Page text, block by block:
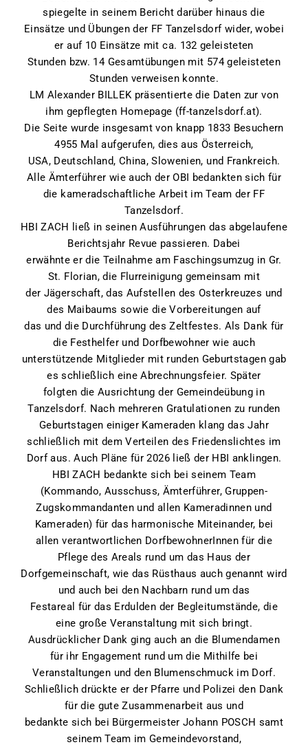
spiegelte in seinem Bericht darüber hinaus die
Einsätze und Übungen der FF Tanzelsdorf wider, wobei
er auf 10 Einsätze mit ca. 132 geleisteten
Stunden bzw. 14 Gesamtübungen mit 574 geleisteten
Stunden verweisen konnte.
LM Alexander BILLEK präsentierte die Daten zur von
ihm gepflegten Homepage (ff-tanzelsdorf.at).
Die Seite wurde insgesamt von knapp 1833 Besuchern
4955 Mal aufgerufen, dies aus Österreich,
USA, Deutschland, China, Slowenien, und Frankreich.
Alle Ämterführer wie auch der OBI bedankten sich für
die kameradschaftliche Arbeit im Team der FF
Tanzelsdorf.
HBI ZACH ließ in seinen Ausführungen das abgelaufene
Berichtsjahr Revue passieren. Dabei
erwähnte er die Teilnahme am Faschingsumzug in Gr.
St. Florian, die Flurreinigung gemeinsam mit
der Jägerschaft, das Aufstellen des Osterkreuzes und
des Maibaums sowie die Vorbereitungen auf
das und die Durchführung des Zeltfestes. Als Dank für
die Festhelfer und Dorfbewohner wie auch
unterstützende Mitglieder mit runden Geburtstagen gab
es schließlich eine Abrechnungsfeier. Später
folgten die Ausrichtung der Gemeindeübung in
Tanzelsdorf. Nach mehreren Gratulationen zu runden
Geburtstagen einiger Kameraden klang das Jahr
schließlich mit dem Verteilen des Friedenslichtes im
Dorf aus. Auch Pläne für 2026 ließ der HBI anklingen.
HBI ZACH bedankte sich bei seinem Team
(Kommando, Ausschuss, Ämterführer, Gruppen-
Zugskommandanten und allen Kameradinnen und
Kameraden) für das harmonische Miteinander, bei
allen verantwortlichen DorfbewohnerInnen für die
Pflege des Areals rund um das Haus der
Dorfgemeinschaft, wie das Rüsthaus auch genannt wird
und auch bei den Nachbarn rund um das
Festareal für das Erdulden der Begleitumstände, die
eine große Veranstaltung mit sich bringt.
Ausdrücklicher Dank ging auch an die Blumendamen
für ihr Engagement rund um die Mithilfe bei
Veranstaltungen und den Blumenschmuck im Dorf.
Schließlich drückte er der Pfarre und Polizei den Dank
für die gute Zusammenarbeit aus und
bedankte sich bei Bürgermeister Johann POSCH samt
seinem Team im Gemeindevorstand,